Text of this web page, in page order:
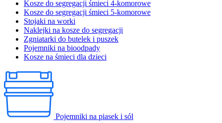
Kosze do segregacji śmieci 4-komorowe
Kosze do segregacji śmieci 5-komorowe
Stojaki na worki
Naklejki na kosze do segregacji
Zgniatarki do butelek i puszek
Pojemniki na bioodpady
Kosze na śmieci dla dzieci
Pojemniki na piasek i sól